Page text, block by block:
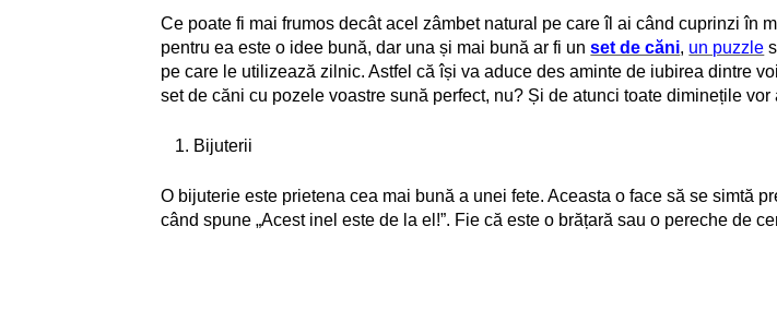
Ce poate fi mai frumos decât acel zâmbet natural pe care îl ai când cuprinzi în
pentru ea este o idee bună, dar una și mai bună ar fi unset de căni, un puzzle
pe care le utilizează zilnic. Astfel că își va aduce des aminte de iubirea dintre
set de căni cu pozele voastre sună perfect, nu? Și de atunci toate diminețile vor
Bijuterii
O bijuterie este prietena cea mai bună a unei fete. Aceasta o face să se simtă
când spune „Acest inel este de la el!”. Fie că este o brățară sau o pereche de